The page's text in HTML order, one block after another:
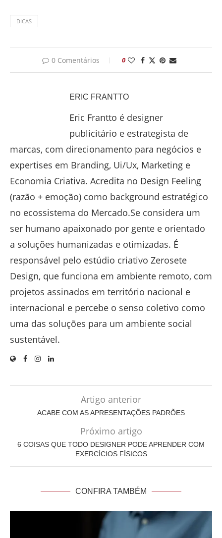
DICAS
0 Comentários 0
ERIC FRANTTO
Eric Frantto é designer
publicitário e estrategista de
marcas, com direcionamento para negócios e
expertises em Branding, Ui/Ux, Marketing e
Economia Criativa. Acredita no Design Feeling
(razão + emoção) como background estratégico
no ecossistema do Mercado.Se considera um
ser humano apaixonado por gente e orientado
a soluções humanizadas e otimizadas. É
responsável pelo estúdio criativo Zerosete
Design, que funciona em ambiente remoto, com
projetos assinados em território nacional e
internacional e percebe o senso coletivo como
uma das soluções para um ambiente social
sustentável.
Artigo anterior
ACABE COM AS APRESENTAÇÕES PADRÕES
Próximo artigo
6 COISAS QUE TODO DESIGNER PODE APRENDER COM
EXERCÍCIOS FÍSICOS
CONFIRA TAMBÉM